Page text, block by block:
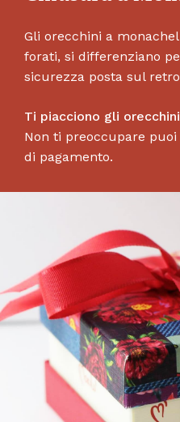
Gli orecchini a
forati, si differenziano
sicurezza posta sul
Ti piacciono gli
Non ti preoccupare
di pagamento.